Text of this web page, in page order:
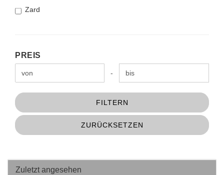
Zard
PREIS
PREIS
Preis bis -
FILTERN
ZURÜCKSETZEN
Zuletzt angesehen